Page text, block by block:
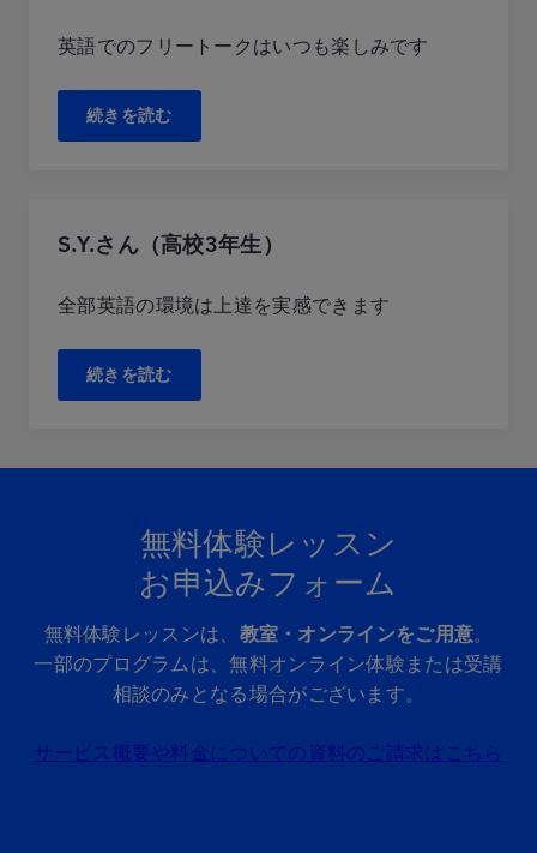
英語でのフリートークはいつも楽しみです
続きを読む
S.Y.さん（高校3年生）
全部英語の環境は上達を実感できます
続きを読む
無料体験レッスン
お申込みフォーム
無料体験レッスンは、 教室・オンラインをご用意。
一部のプログラムは、無料オンライン体験または受講
相談のみとなる場合がございます。
サービス概要や料金についての資料のご請求はこちら